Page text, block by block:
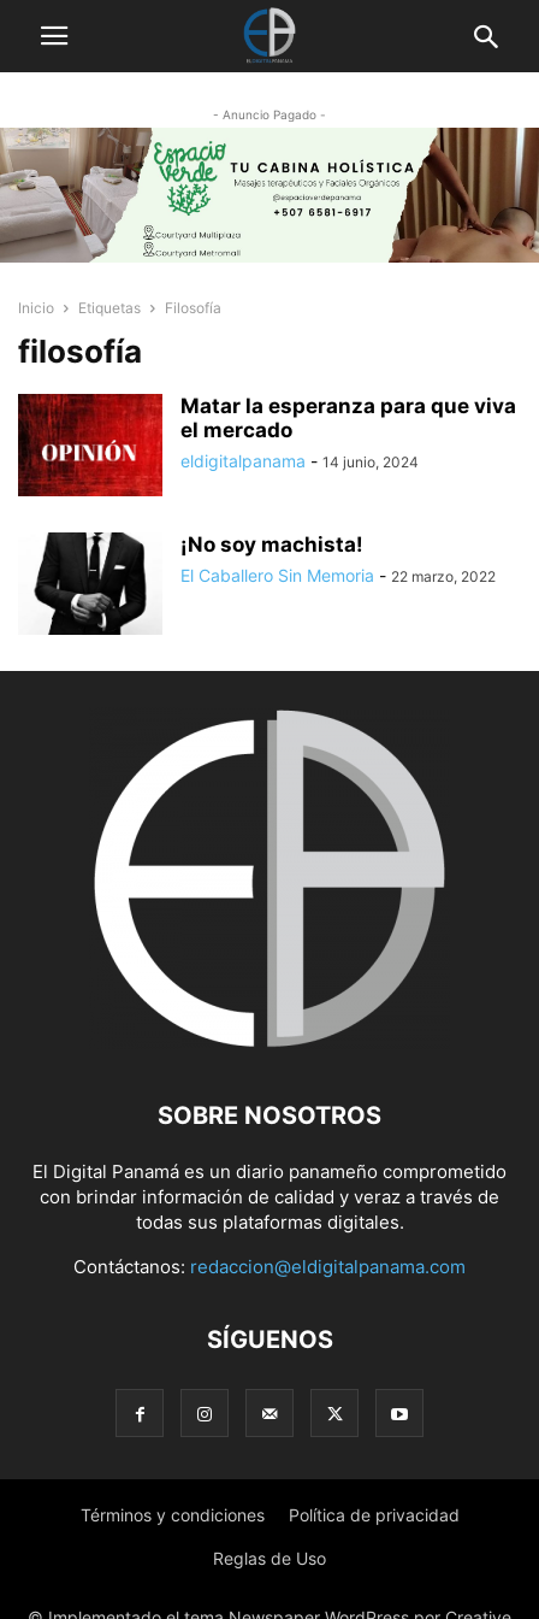
- Anuncio Pagado -
Inicio Etiquetas Filosofía
filosofía
Matar la esperanza para que viva
el mercado
eldigitalpanama - 14 junio, 2024
¡No soy machista!
El Caballero Sin Memoria - 22 marzo, 2022
SOBRE NOSOTROS
El Digital Panamá es un diario panameño comprometido
con brindar información de calidad y veraz a través de
todas sus plataformas digitales.
Contáctanos: redaccion@eldigitalpanama.com
SÍGUENOS
Términos y condiciones Política de privacidad
Reglas de Uso